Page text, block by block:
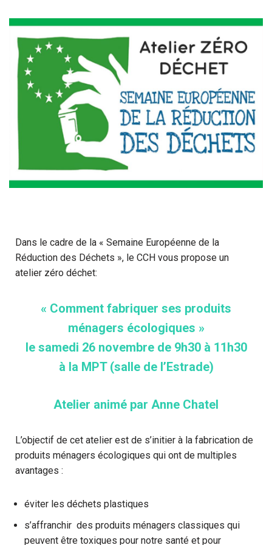
Dans le cadre de la « Semaine Européenne de la
Réduction des Déchets », le CCH vous propose un
atelier zéro déchet:
« Comment fabriquer ses produits
ménagers écologiques »
le samedi 26 novembre de 9h30 à 11h30
à la MPT (salle de l’Estrade)
Atelier animé par Anne Chatel
L’objectif de cet atelier est de s’initier à la fabrication de
produits ménagers écologiques qui ont de multiples
avantages :
éviter les déchets plastiques
s’affranchir des produits ménagers classiques qui
peuvent être toxiques pour notre santé et pour